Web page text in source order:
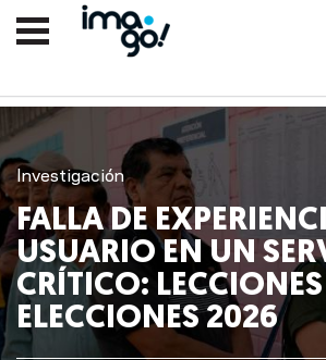
Nosotros
Investigación
FALLA DE
USUARIO EN UN
CRÍTICO: LECCIONES
ELECCIONES 2026